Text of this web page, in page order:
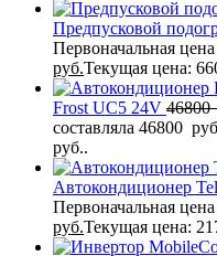
Предпусковой
Первоначальная
руб.Текущая цена:
Frost UC5 24V 46800
составляла 46800
руб..
Автокондиционер
Первоначальная
руб.Текущая цена: